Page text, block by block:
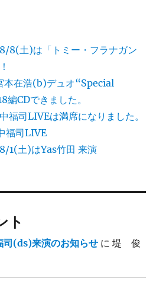
8(土)は「トミー・フラナガン
本在浩(b)デュオ“Special
CDできました。
福司LIVEは満席になりました。
福司LIVE
1(土)はYas竹田 来演
ト
(ds)来演のお知らせ に堤 俊